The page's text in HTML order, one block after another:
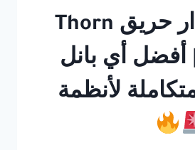
تركيب انذار حريق Thorn
أي بانل
لأنظمة